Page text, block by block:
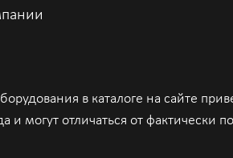
32000
в каталоге на сайте
и могут отличаться от фактически